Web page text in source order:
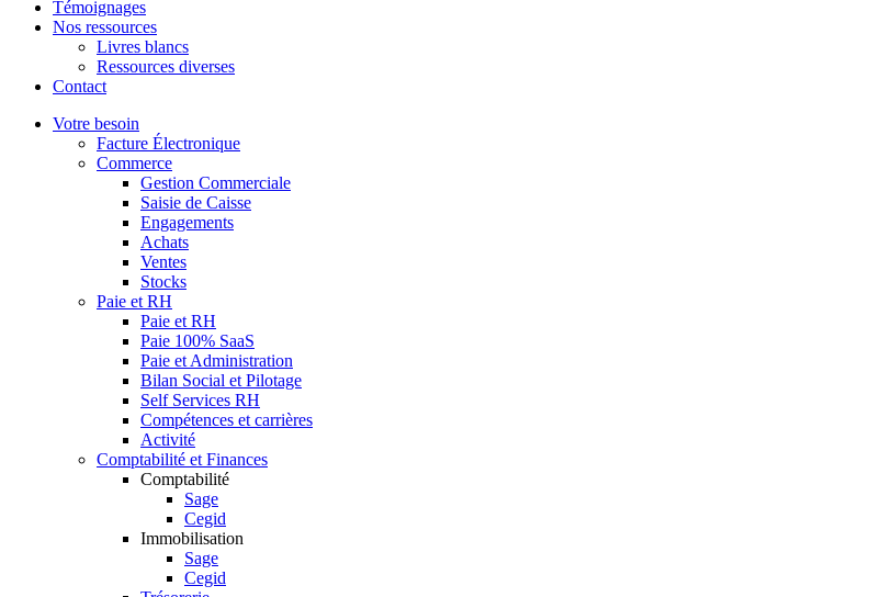
Témoignages
Nos ressources
Livres blancs
Ressources diverses
Contact
Votre besoin
Facture Électronique
Commerce
Gestion Commerciale
Saisie de Caisse
Engagements
Achats
Ventes
Stocks
Paie et RH
Paie et RH
Paie 100% SaaS
Paie et Administration
Bilan Social et Pilotage
Self Services RH
Compétences et carrières
Activité
Comptabilité et Finances
Comptabilité
Sage
Cegid
Immobilisation
Sage
Cegid